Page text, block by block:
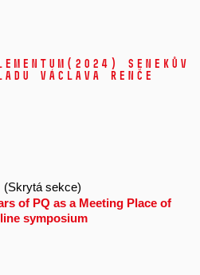
(2024)
Senekův
Václava Renče
(Skrytá sekce)
of PQ as a Meeting Place of
symposium